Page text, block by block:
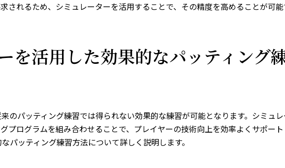
されるため、シミュレーターを活用することで、その精度を高めることが可能
を活用した効果的なパッティング
のパッティング練習では得られない効果的な練習が可能となります。シミュ
プログラムを組み合わせることで、プレイヤーの技術向上を効率よくサポート
パッティング練習方法について詳しく説明します。